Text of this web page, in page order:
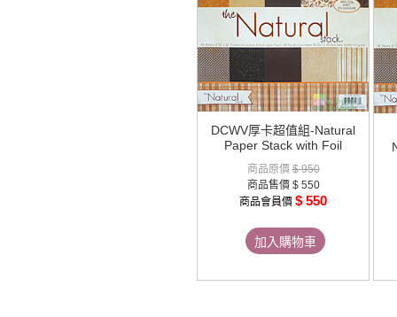
DCWV厚卡超值組-Natural
Paper Stack with Foil
商品原價$ 950
商品售價 $ 550
商品會員價 $ 550
加入購物車